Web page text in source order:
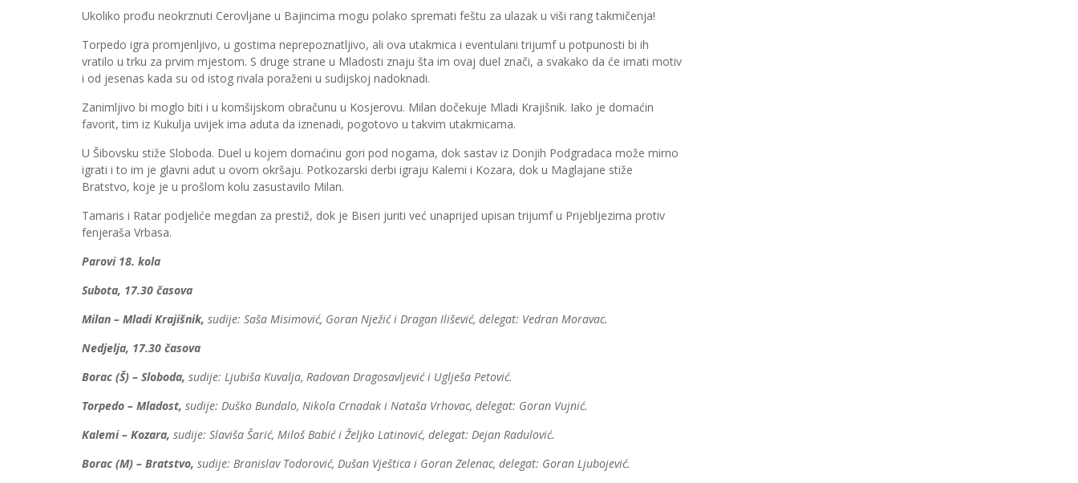
Ukoliko prođu neokrznuti Cerovljane u Bajincima mogu polako spremati feštu za ulazak u viši rang takmičenja!
Torpedo igra promjenljivo, u gostima neprepoznatljivo, ali ova utakmica i eventulani trijumf u potpunosti bi ih
vratilo u trku za prvim mjestom. S druge strane u Mladosti znaju šta im ovaj duel znači, a svakako da će imati motiv
i od jesenas kada su od istog rivala poraženi u sudijskoj nadoknadi.
Zanimljivo bi moglo biti i u komšijskom obračunu u Kosjerovu. Milan dočekuje Mladi Krajišnik. Iako je domaćin
favorit, tim iz Kukulja uvijek ima aduta da iznenadi, pogotovo u takvim utakmicama.
U Šibovsku stiže Sloboda. Duel u kojem domaćinu gori pod nogama, dok sastav iz Donjih Podgradaca može mirno
igrati i to im je glavni adut u ovom okršaju. Potkozarski derbi igraju Kalemi i Kozara, dok u Maglajane stiže
Bratstvo, koje je u prošlom kolu zasustavilo Milan.
Tamaris i Ratar podjeliće megdan za prestiž, dok je Biseri juriti već unaprijed upisan trijumf u Prijebljezima protiv
fenjeraša Vrbasa.
Parovi 18. kola
Subota, 17.30 časova
Milan – Mladi Krajišnik, sudije: Saša Misimović, Goran Nježić i Dragan Ilišević, delegat: Vedran Moravac.
Nedjelja, 17.30 časova
Borac (Š) – Sloboda, sudije: Ljubiša Kuvalja, Radovan Dragosavljević i Uglješa Petović.
Torpedo – Mladost, sudije: Duško Bundalo, Nikola Crnadak i Nataša Vrhovac, delegat: Goran Vujnić.
Kalemi – Kozara, sudije: Slaviša Šarić, Miloš Babić i Željko Latinović, delegat: Dejan Radulović.
Borac (M) – Bratstvo, sudije: Branislav Todorović, Dušan Vještica i Goran Zelenac, delegat: Goran Ljubojević.